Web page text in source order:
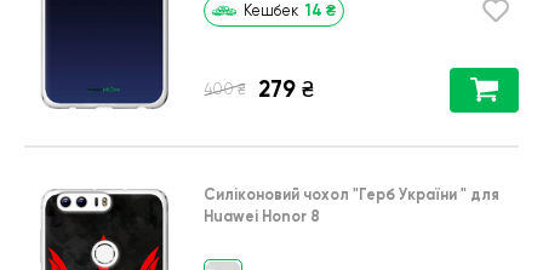
Кешбек 14 ₴
400 ₴ 279 ₴
Силіконовий чохол "Герб України " для
Huawei Honor 8